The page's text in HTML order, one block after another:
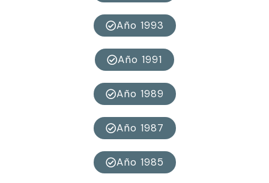
Año 1993
Año 1991
Año 1989
Año 1987
Año 1985